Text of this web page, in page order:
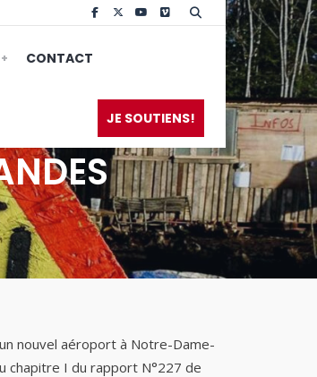
CONTACT
JE SOUTIENS!
nouvel aéroport à Notre-Dame-
chapitre I du rapport N°227 de